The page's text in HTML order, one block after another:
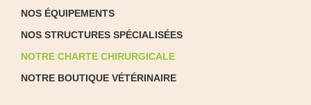
NOS ÉQUIPEMENTS
NOS STRUCTURES SPÉCIALISÉES
NOTRE CHARTE CHIRURGICALE
NOTRE BOUTIQUE VÉTÉRINAIRE